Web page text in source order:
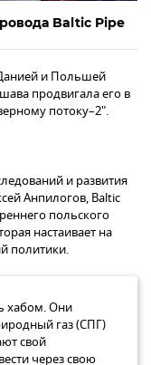
Baltic Pipe
и Польшей
продвигала его в
потоку–2".
и развития
Анпилогов, Baltic
польского
настаивает на
политики.
хабом. Они
газ (СПГ)
свой
через свою